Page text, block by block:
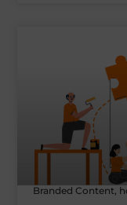
Branded Content,